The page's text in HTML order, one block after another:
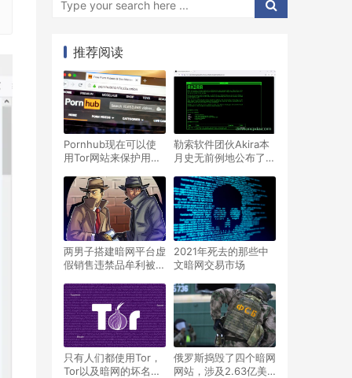
推荐阅读
Pornhub现在可以使
用Tor网站来保护用户
勒索软件团伙Akira本
月史无前例地公布了大
两男子搭建暗网平台虚
假销售违禁品牟利被判
2021年死去的那些中
文暗网交易市场
只有人们都使用Tor，
Tor以及暗网的坏名声
俄罗斯捣毁了四个暗网
网站，涉及2.63亿美